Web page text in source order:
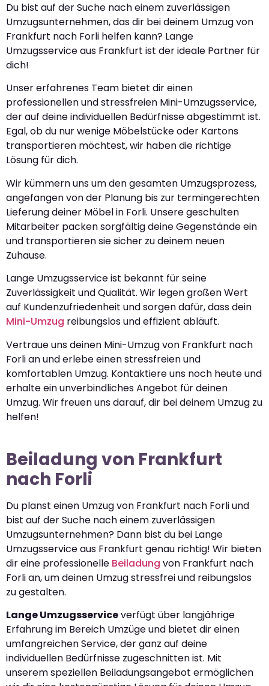
Du bist auf der Suche nach einem zuverlässigen
Umzugsunternehmen, das dir bei deinem Umzug von
Frankfurt nach Forli helfen kann? Lange
Umzugsservice aus Frankfurt ist der ideale Partner für
dich!
Unser erfahrenes Team bietet dir einen
professionellen und stressfreien Mini-Umzugsservice,
der auf deine individuellen Bedürfnisse abgestimmt ist.
Egal, ob du nur wenige Möbelstücke oder Kartons
transportieren möchtest, wir haben die richtige
Lösung für dich.
Wir kümmern uns um den gesamten Umzugsprozess,
angefangen von der Planung bis zur termingerechten
Lieferung deiner Möbel in Forli. Unsere geschulten
Mitarbeiter packen sorgfältig deine Gegenstände ein
und transportieren sie sicher zu deinem neuen
Zuhause.
Lange Umzugsservice ist bekannt für seine
Zuverlässigkeit und Qualität. Wir legen großen Wert
auf Kundenzufriedenheit und sorgen dafür, dass dein
Mini-Umzug reibungslos und effizient abläuft.
Vertraue uns deinen Mini-Umzug von Frankfurt nach
Forli an und erlebe einen stressfreien und
komfortablen Umzug. Kontaktiere uns noch heute und
erhalte ein unverbindliches Angebot für deinen
Umzug. Wir freuen uns darauf, dir bei deinem Umzug zu
helfen!
Beiladung von Frankfurt
nach Forli
Du planst einen Umzug von Frankfurt nach Forli und
bist auf der Suche nach einem zuverlässigen
Umzugsunternehmen? Dann bist du bei Lange
Umzugsservice aus Frankfurt genau richtig! Wir bieten
dir eine professionelle Beiladung von Frankfurt nach
Forli an, um deinen Umzug stressfrei und reibungslos
zu gestalten.
Lange Umzugsserviceverfügt über langjährige
Erfahrung im Bereich Umzüge und bietet dir einen
umfangreichen Service, der ganz auf deine
individuellen Bedürfnisse zugeschnitten ist. Mit
unserem speziellen Beiladungsangebot ermöglichen